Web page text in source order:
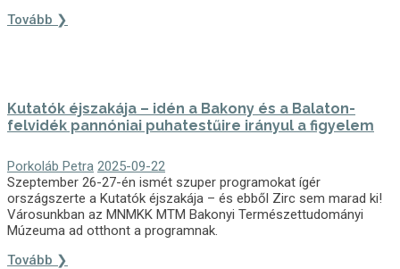
Tovább ❯
Kutatók éjszakája – idén a Bakony és a Balaton-
felvidék pannóniai puhatestűire irányul a figyelem
Porkoláb Petra 2025-09-22
Szeptember 26-27-én ismét szuper programokat ígér
országszerte a Kutatók éjszakája – és ebből Zirc sem marad ki!
Városunkban az MNMKK MTM Bakonyi Természettudományi
Múzeuma ad otthont a programnak.
Tovább ❯